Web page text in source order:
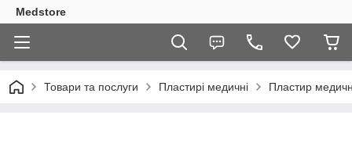
Medstore
Товари та послуги Пластирі медичні Пластир